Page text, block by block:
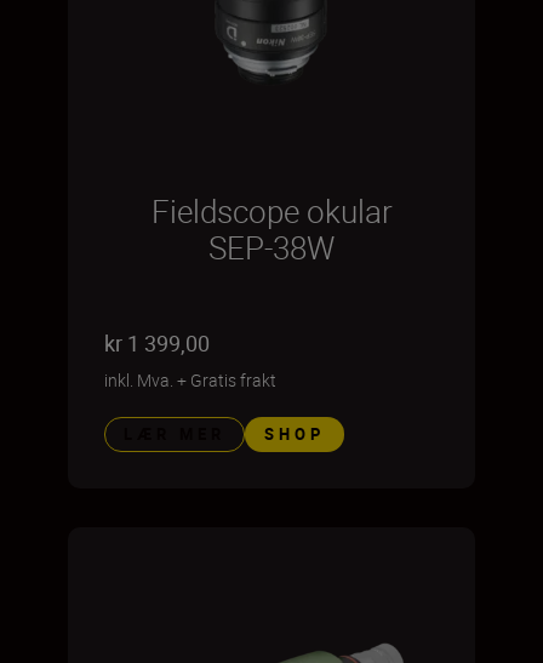
Fieldscope okular
SEP-38W
kr 1 399,00
inkl. Mva. + Gratis frakt
SHOP